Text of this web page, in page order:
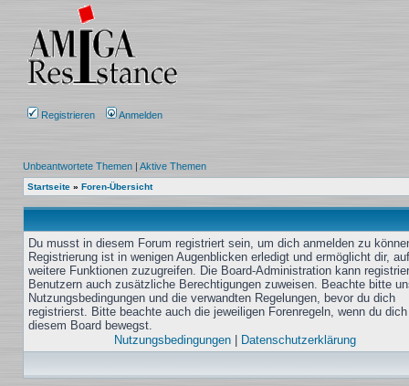
Registrieren Anmelden
Unbeantwortete Themen | Aktive Themen
Startseite » Foren-Übersicht
Du musst in diesem Forum registriert sein, um dich anmelden zu
Registrierung ist in wenigen Augenblicken erledigt und ermöglicht dir, auf
weitere Funktionen zuzugreifen. Die Board-Administration kann
Benutzern auch zusätzliche Berechtigungen zuweisen. Beachte bitte
Nutzungsbedingungen und die verwandten Regelungen, bevor du dich
registrierst. Bitte beachte auch die jeweiligen Forenregeln, wenn du
diesem Board bewegst.
Nutzungsbedingungen
Datenschutzerklärung